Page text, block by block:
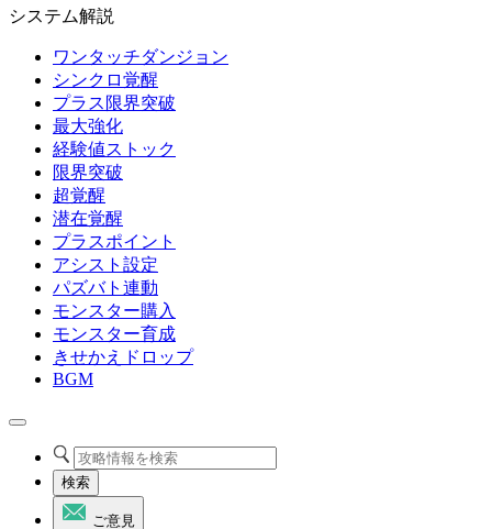
システム解説
ワンタッチダンジョン
シンクロ覚醒
プラス限界突破
最大強化
経験値ストック
限界突破
超覚醒
潜在覚醒
プラスポイント
アシスト設定
パズバト連動
モンスター購入
モンスター育成
きせかえドロップ
BGM
検索
ご意見